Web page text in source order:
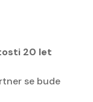
20 let
se bude